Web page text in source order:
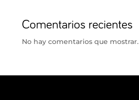
Comentarios recientes
No hay comentarios que mostrar.